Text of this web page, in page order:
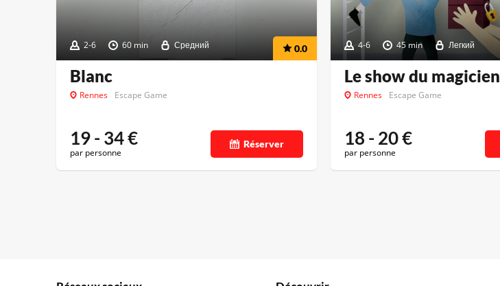
2-6 60 min Средний 0.0
Blanc
Rennes Escape Game
19 - 34€
par personne
Réserver
4-6 45 min Легкий
Le show du magicien
Rennes Escape Game
18 - 20€
par personne